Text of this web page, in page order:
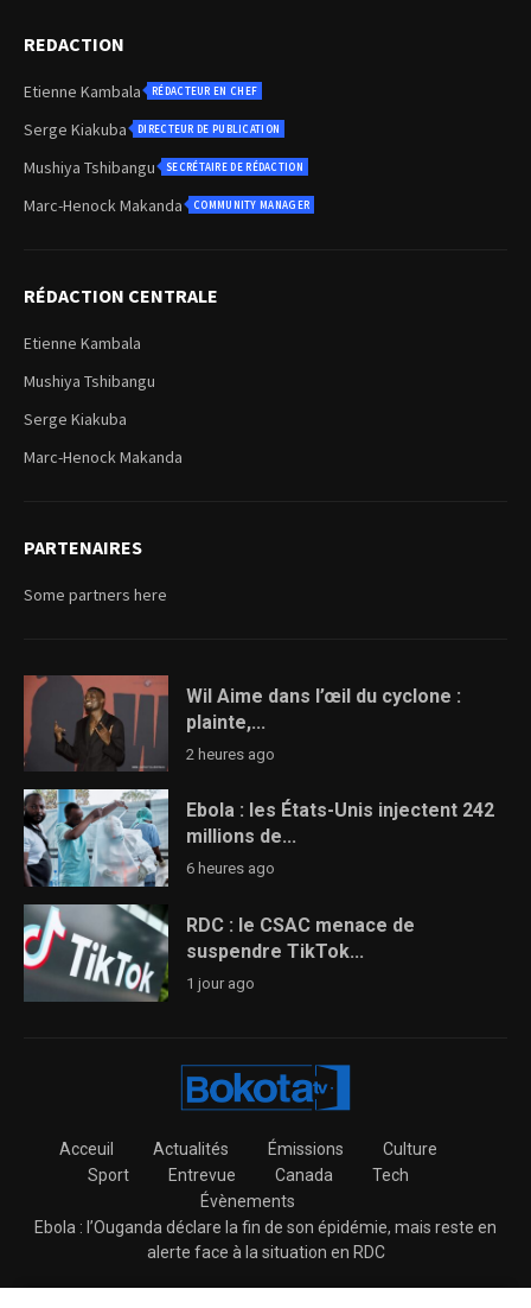
REDACTION
Etienne Kambala RÉDACTEUR EN CHEF
Serge Kiakuba DIRECTEUR DE PUBLICATION
Mushiya Tshibangu SECRÉTAIRE DE RÉDACTION
Marc-Henock Makanda COMMUNITY MANAGER
RÉDACTION CENTRALE
Etienne Kambala
Mushiya Tshibangu
Serge Kiakuba
Marc-Henock Makanda
PARTENAIRES
Some partners here
Wil Aime dans l’œil du cyclone :
plainte,...
2 heures ago
Ebola : les États-Unis injectent 242
millions de...
6 heures ago
RDC : le CSAC menace de
suspendre TikTok...
1 jour ago
Acceuil Actualités Émissions
Culture
Sport
Entrevue Canada
Tech
Évènements
Ebola : l’Ouganda déclare la fin de son épidémie, mais reste en
alerte face à la situation en RDC